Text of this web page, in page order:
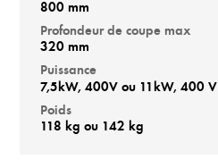
800 mm
Profondeur de coupe max
320 mm
Puissance
7,5kW, 400V ou 11kW, 400 V
Poids
118 kg ou 142 kg